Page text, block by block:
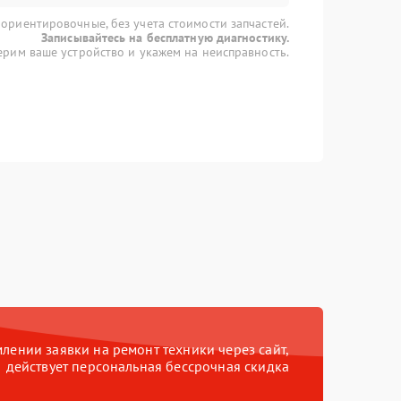
без учета стоимости запчастей.
Записывайтесь на бесплатную диагностику.
ваше устройство и укажем на неисправность.
заявки на ремонт техники через сайт,
действует персональная бессрочная скидка